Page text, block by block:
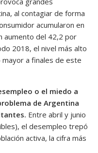
al contagiar de forma
acumularon en
aumento del 42,2 por
2018, el nivel más alto
a finales de este
o el miedo a
de Argentina
Entre abril y junio
el desempleo trepó
activa, la cifra más